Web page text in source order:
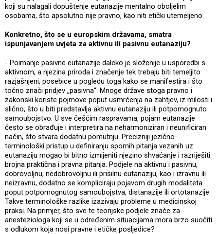
koji su nalagali dopuštenje eutanazije mentalno oboljelim
osobama, što apsolutno nije pravno, kao niti etički utemeljeno.
Konkretno, što se u europskim državama, smatra
ispunjavanjem uvjeta za aktivnu ili pasivnu eutanaziju?
- Poimanje pasivne eutanazije daleko je složenije u usporedbi s
aktivnom, a njezina priroda i značenje tek trebaju biti temeljito
razjašnjeni, posebice u pogledu toga kako se manifestira i što
točno znači pridjev „pasivna“. Mnoge države stoga pravno i
zakonski koriste pojmove poput usmrćenja na zahtjev, iz milosti i
slično, što u biti predstavlja aktivnu eutanaziju ili potpomognuto
samoubojstvo. U sve češćim raspravama, pojam eutanazije
često se obrađuje i interpretira na neharmoniziran i neunificiran
način, što stvara dodatnu pomutnju. Precizniji jezično-
terminološki pristup u definiranju spornih pitanja vezanih uz
eutanaziju mogao bi bitno izmijeniti njezino shvaćanje i razriješiti
brojna praktična i pravna pitanja. Podjele na aktivnu i pasivnu,
dobrovoljnu, nedobrovoljnu ili prisilnu eutanaziju, kao i izravnu ili
neizravnu, dodatno se kompliciraju pojavom drugih modaliteta
poput potpomognutog samoubojstva, distanazije ili ortotanazije.
Takve terminološke razlike izazivaju probleme u medicinskoj
praksi. Na primjer, što sve te teorijske podjele znače za
anesteziologa koji se u određenim situacijama mora brzo suočiti
s odlukom koja nosi pravne i etičke posljedice?